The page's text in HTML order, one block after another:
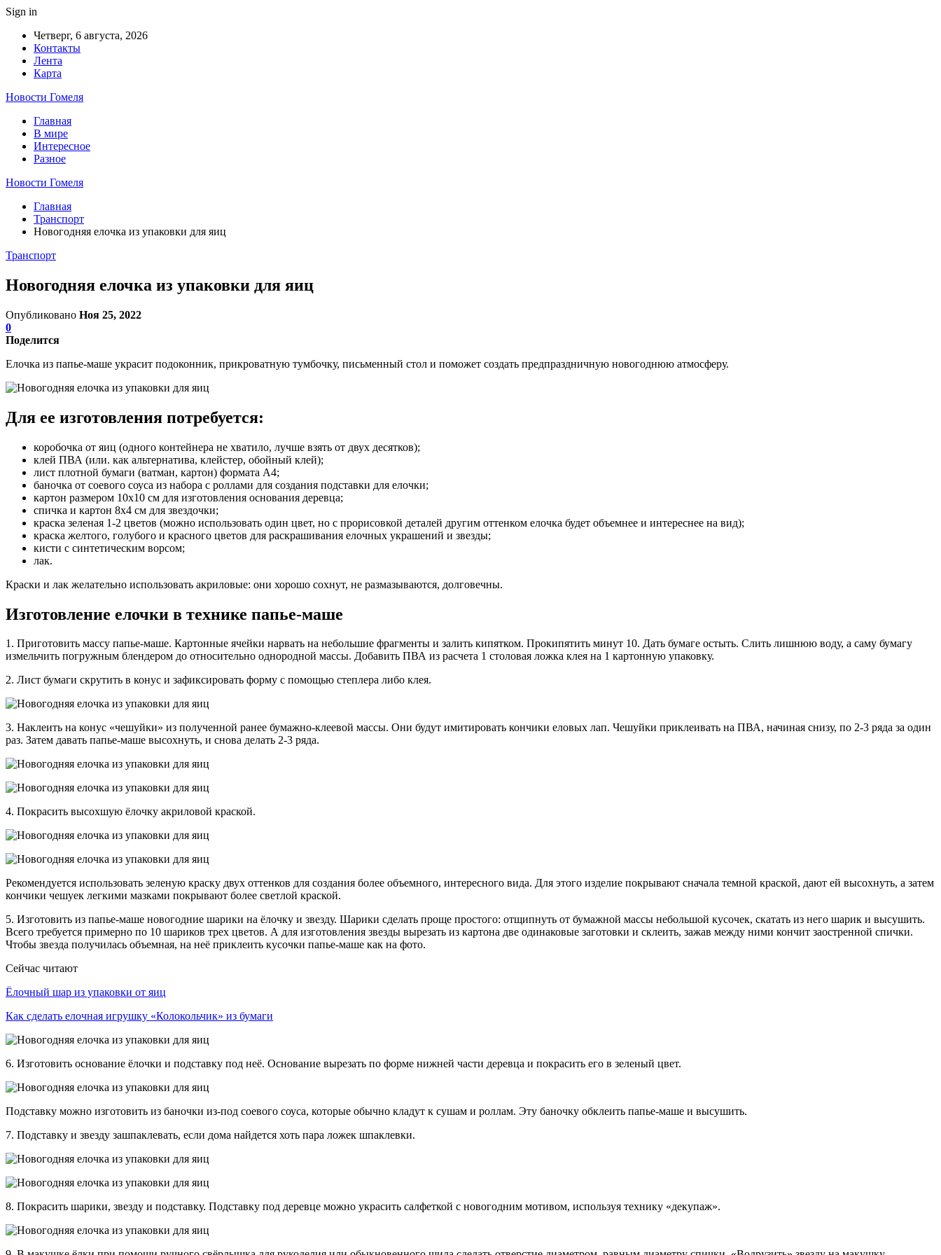
Sign in
Четверг, 6 августа, 2026
Контакты
Лента
Карта
Новости Гомеля
Главная
В мире
Интересное
Разное
Новости Гомеля
Главная
Транспорт
Новогодняя елочка из упаковки для яиц
Транспорт
Новогодняя елочка из упаковки для яиц
Опубликовано Ноя 25, 2022
0
Поделится
Елочка из папье-маше украсит подоконник, прикроватную тумбочку, письменный стол и поможет создать предпраздничную новогоднюю атмосферу.
Для ее изготовления потребуется:
коробочка от яиц (одного контейнера не хватило, лучше взять от двух десятков);
клей ПВА (или. как альтернатива, клейстер, обойный клей);
лист плотной бумаги (ватман, картон) формата А4;
баночка от соевого соуса из набора с роллами для создания подставки для елочки;
картон размером 10х10 см для изготовления основания деревца;
спичка и картон 8х4 см для звездочки;
краска зеленая 1-2 цветов (можно использовать один цвет, но с прорисовкой деталей другим оттенком елочка будет объемнее и интереснее на вид);
краска желтого, голубого и красного цветов для раскрашивания елочных украшений и звезды;
кисти с синтетическим ворсом;
лак.
Краски и лак желательно использовать акриловые: они хорошо сохнут, не размазываются, долговечны.
Изготовление елочки в технике папье-маше
1. Приготовить массу папье-маше. Картонные ячейки нарвать на небольшие фрагменты и залить кипятком. Прокипятить минут 10. Дать бумаге остыть. Слить лишнюю воду, а саму бумагу
измельчить погружным блендером до относительно однородной массы. Добавить ПВА из расчета 1 столовая ложка клея на 1 картонную упаковку.
2. Лист бумаги скрутить в конус и зафиксировать форму с помощью степлера либо клея.
3. Наклеить на конус «чешуйки» из полученной ранее бумажно-клеевой массы. Они будут имитировать кончики еловых лап. Чешуйки приклеивать на ПВА, начиная снизу, по 2-3 ряда за один
раз. Затем давать папье-маше высохнуть, и снова делать 2-3 ряда.
4. Покрасить высохшую ёлочку акриловой краской.
Рекомендуется использовать зеленую краску двух оттенков для создания более объемного, интересного вида. Для этого изделие покрывают сначала темной краской, дают ей высохнуть, а затем
кончики чешуек легкими мазками покрывают более светлой краской.
5. Изготовить из папье-маше новогодние шарики на ёлочку и звезду. Шарики сделать проще простого: отщипнуть от бумажной массы небольшой кусочек, скатать из него шарик и высушить.
Всего требуется примерно по 10 шариков трех цветов. А для изготовления звезды вырезать из картона две одинаковые заготовки и склеить, зажав между ними кончит заостренной спички.
Чтобы звезда получилась объемная, на неё приклеить кусочки папье-маше как на фото.
Сейчас читают
Ёлочный шар из упаковки от яиц
Как сделать елочная игрушку «Колокольчик» из бумаги
6. Изготовить основание ёлочки и подставку под неё. Основание вырезать по форме нижней части деревца и покрасить его в зеленый цвет.
Подставку можно изготовить из баночки из-под соевого соуса, которые обычно кладут к сушам и роллам. Эту баночку обклеить папье-маше и высушить.
7. Подставку и звезду зашпаклевать, если дома найдется хоть пара ложек шпаклевки.
8. Покрасить шарики, звезду и подставку. Подставку под деревце можно украсить салфеткой с новогодним мотивом, используя технику «декупаж».